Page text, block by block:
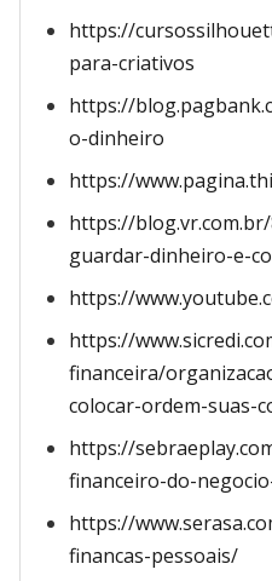
https://
para-criativos
https://
o-dinheiro
https://
https://
guardar-dinheiro-e-
https://
https://
financeira/
colocar-ordem-suas-
https://
financeiro-do-
https://
financas-pessoais/